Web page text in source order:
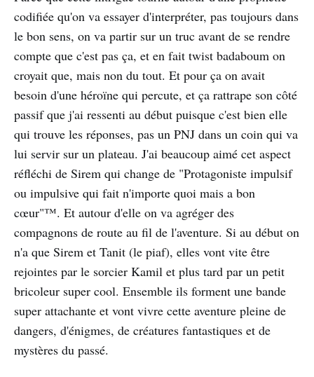
codifiée qu'on va essayer d'interpréter, pas toujours dans
le bon sens, on va partir sur un truc avant de se rendre
compte que c'est pas ça, et en fait twist badaboum on
croyait que, mais non du tout. Et pour ça on avait
besoin d'une héroïne qui percute, et ça rattrape son côté
passif que j'ai ressenti au début puisque c'est bien elle
qui trouve les réponses, pas un PNJ dans un coin qui va
lui servir sur un plateau. J'ai beaucoup aimé cet aspect
réfléchi de Sirem qui change de "Protagoniste impulsif
ou impulsive qui fait n'importe quoi mais a bon
cœur"™. Et autour d'elle on va agréger des
compagnons de route au fil de l'aventure. Si au début on
n'a que Sirem et Tanit (le piaf), elles vont vite être
rejointes par le sorcier Kamil et plus tard par un petit
bricoleur super cool. Ensemble ils forment une bande
super attachante et vont vivre cette aventure pleine de
dangers, d'énigmes, de créatures fantastiques et de
mystères du passé.